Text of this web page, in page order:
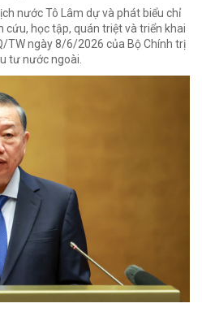
nước Tô Lâm dự và phát biểu chỉ
cứu, học tập, quán triệt và triển khai
TW ngày 8/6/2026 của Bộ Chính trị
tư nước ngoài.